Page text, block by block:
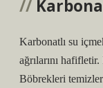
Karbonatlı su
ağrılarını
Böbrekleri